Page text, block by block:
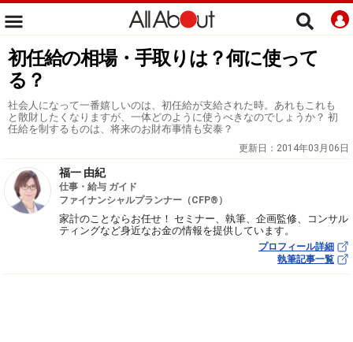
初任給の相場・手取りは？何に使って
る？
社会人になって一番嬉しいのは、初任給が支給された時。あれもこれも
と散財したくなりますが、一体どのように使うべきなのでしょうか？ 初
任給を制するものは、将来のお財布事情も安泰？
更新日： 2014年03月06日
福一 由紀
仕事・給与 ガイド
ファイナンシャルプランナー（CFP®）
家計のことならお任せ！ セミナー、執筆、企画監修、コンサル
ティングなど身近なお金の情報を提供しています。
プロフィール詳細
執筆記事一覧